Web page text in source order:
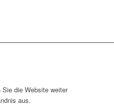
die Website weiter
aus.